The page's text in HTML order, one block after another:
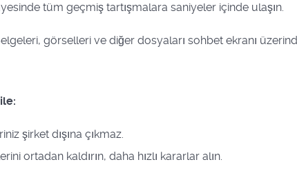
tüm geçmiş tartışmalara saniyeler içinde ulaşın.
görselleri ve diğer dosyaları sohbet ekranı
şirket dışına çıkmaz.
ortadan kaldırın, daha hızlı kararlar alın.